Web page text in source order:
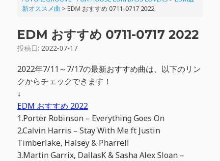
新オススメ曲 > EDM おすすめ 0711-0717 2022
EDM おすすめ 0711-0717 2022
投稿日: 2022-07-17
2022年7/11～7/17の最新おすすめ曲は、以下のリン
クからチェックできます！
↓
EDM おすすめ 2022
1.Porter Robinson – Everything Goes On
2.Calvin Harris – Stay With Me ft Justin
Timberlake, Halsey & Pharrell
3.Martin Garrix, DallasK & Sasha Alex Sloan –